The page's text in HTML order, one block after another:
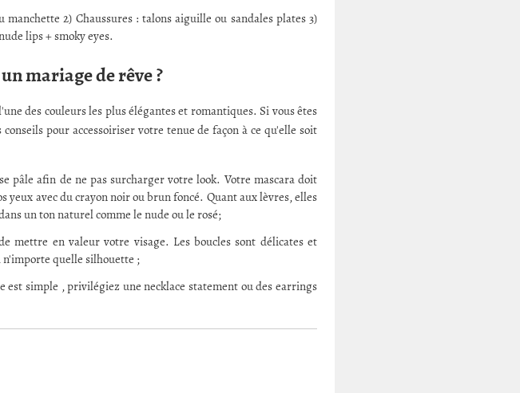
2) Chaussures : talons aiguille ou sandales plates 3)
lips + smoky eyes.
mariage de rêve ?
des couleurs les plus élégantes et romantiques. Si vous êtes
pour accessoiriser votre tenue de façon à ce qu'elle soit
pâle afin de ne pas surcharger votre look. Votre mascara doit
avec du crayon noir ou brun foncé. Quant aux lèvres, elles
un ton naturel comme le nude ou le rosé;
mettre en valeur votre visage. Les boucles sont délicates et
quelle silhouette ;
est simple , privilégiez une necklace statement ou des earrings